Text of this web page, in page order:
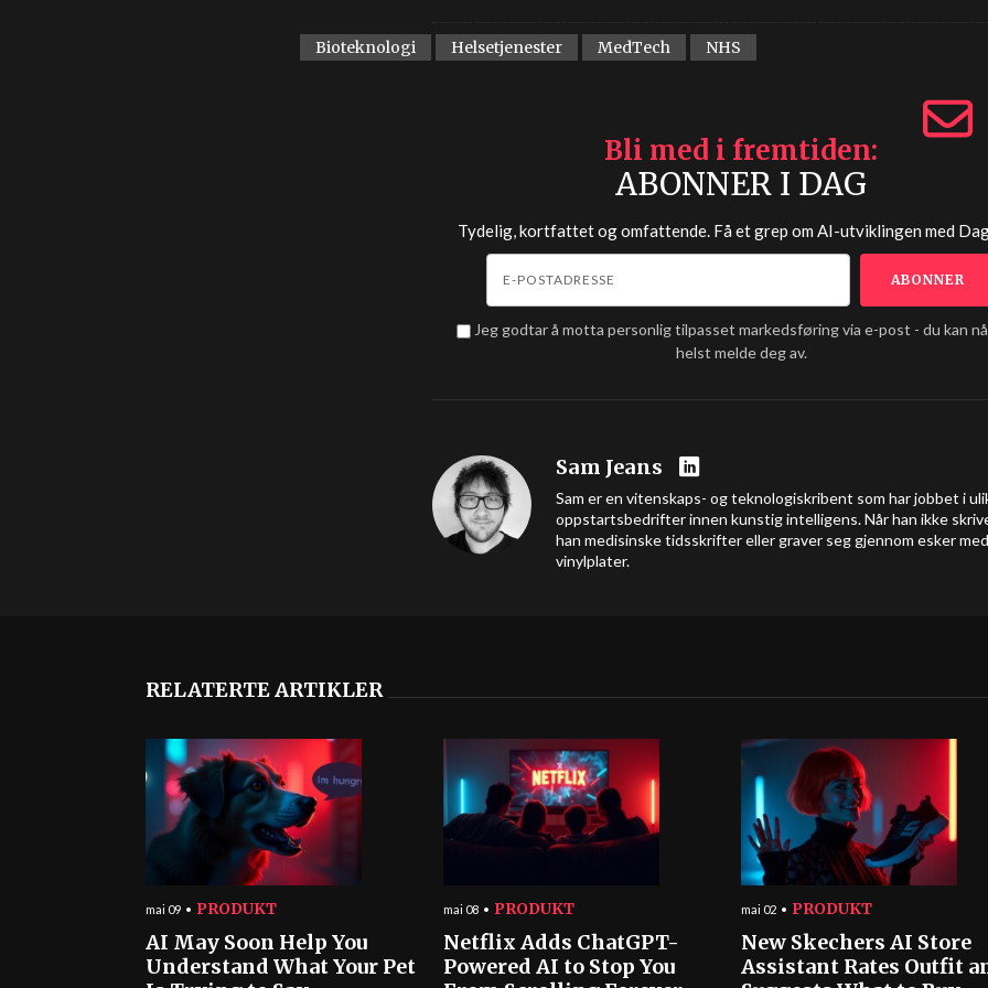
Bioteknologi Helsetjenester MedTech NHS
Bli med i fremtiden
ABONNER I DAG
Tydelig, kortfattet og omfattende. Få et grep om AI-utviklingen med
Jeg godtar å motta personlig tilpasset markedsføring via e-post - du kan
helst melde deg av.
Sam Jeans
Sam er en vitenskaps- og teknologiskribent som har jobbet i
oppstartsbedrifter innen kunstig intelligens. Når han ikke
han medisinske tidsskrifter eller graver seg gjennom esker med
vinylplater.
RELATERTE ARTIKLER
mai 09 PRODUKT
AI May Soon Help You
Understand What Your Pet
mai 08 PRODUKT
Netflix Adds ChatGPT-
Powered AI to Stop You
mai 02 PRODUKT
New Skechers AI Store
Assistant Rates Outfit